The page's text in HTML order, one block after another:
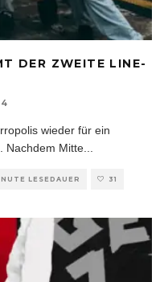
DER ZWEITE LINE-
wieder für ein
Nachdem Mitte
LESEDAUER 31